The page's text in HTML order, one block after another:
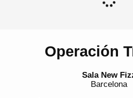
Operación
Sala New
Barcelona